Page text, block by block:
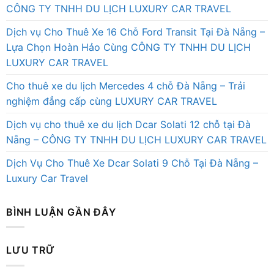
CÔNG TY TNHH DU LỊCH LUXURY CAR TRAVEL
Dịch vụ Cho Thuê Xe 16 Chỗ Ford Transit Tại Đà Nẵng –
Lựa Chọn Hoàn Hảo Cùng CÔNG TY TNHH DU LỊCH
LUXURY CAR TRAVEL
Cho thuê xe du lịch Mercedes 4 chỗ Đà Nẵng – Trải
nghiệm đẳng cấp cùng LUXURY CAR TRAVEL
Dịch vụ cho thuê xe du lịch Dcar Solati 12 chỗ tại Đà
Nẵng – CÔNG TY TNHH DU LỊCH LUXURY CAR TRAVEL
Dịch Vụ Cho Thuê Xe Dcar Solati 9 Chỗ Tại Đà Nẵng –
Luxury Car Travel
BÌNH LUẬN GẦN ĐÂY
LƯU TRỮ